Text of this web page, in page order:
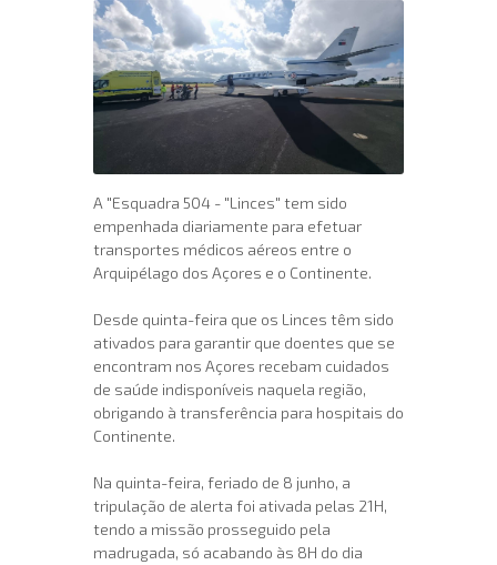
A "Esquadra 504 - "Linces" tem sido
empenhada diariamente para efetuar
transportes médicos aéreos entre o
Arquipélago dos Açores e o Continente.
Desde quinta-feira que os Linces têm sido
ativados para garantir que doentes que se
encontram nos Açores recebam cuidados
de saúde indisponíveis naquela região,
obrigando à transferência para hospitais do
Continente.
Na quinta-feira, feriado de 8 junho, a
tripulação de alerta foi ativada pelas 21H,
tendo a missão prosseguido pela
madrugada, só acabando às 8H do dia